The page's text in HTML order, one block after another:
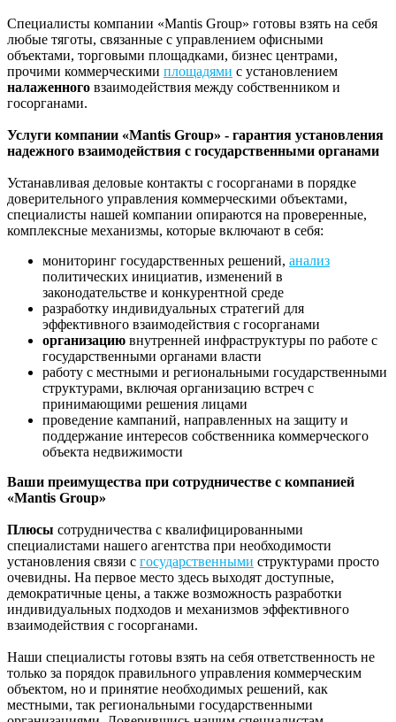
Специалисты компании «Mantis Group» готовы взять на себя
любые тяготы, связанные с управлением офисными
объектами, торговыми площадками, бизнес центрами,
прочими коммерческими площадями с установлением
налаженного взаимодействия между собственником и
госорганами.
Услуги компании «Mantis Group» - гарантия установления
надежного взаимодействия с государственными органами
Устанавливая деловые контакты с госорганами в порядке
доверительного управления коммерческими объектами,
специалисты нашей компании опираются на проверенные,
комплексные механизмы, которые включают в себя:
мониторинг государственных решений, анализ
политических инициатив, изменений в
законодательстве и конкурентной среде
разработку индивидуальных стратегий для
эффективного взаимодействия с госорганами
организацию внутренней инфраструктуры по работе с
государственными органами власти
работу с местными и региональными государственными
структурами, включая организацию встреч с
принимающими решения лицами
проведение кампаний, направленных на защиту и
поддержание интересов собственника коммерческого
объекта недвижимости
Ваши преимущества при сотрудничестве с компанией
«Mantis Group»
Плюсы сотрудничества с квалифицированными
специалистами нашего агентства при необходимости
установления связи с государственными структурами просто
очевидны. На первое место здесь выходят доступные,
демократичные цены, а также возможность разработки
индивидуальных подходов и механизмов эффективного
взаимодействия с госорганами.
Наши специалисты готовы взять на себя ответственность не
только за порядок правильного управления коммерческим
объектом, но и принятие необходимых решений, как
местными, так региональными государственными